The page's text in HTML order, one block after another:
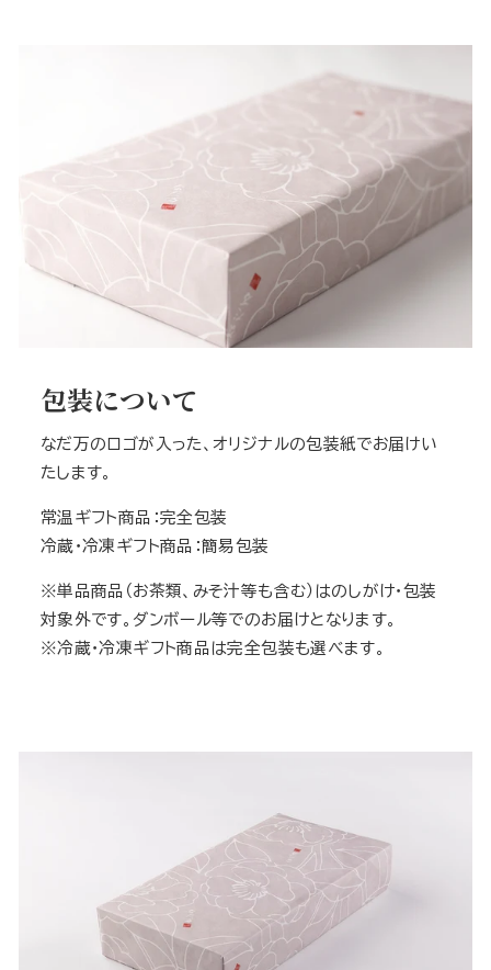
包装について
なだ万のロゴが入った、オリジナルの包装紙でお届けい
たします。
常温ギフト商品：完全包装
冷蔵・冷凍ギフト商品：簡易包装
※単品商品（お茶類、みそ汁等も含む）はのしがけ・包装
対象外です。ダンボール等でのお届けとなります。
※冷蔵・冷凍ギフト商品は完全包装も選べます。